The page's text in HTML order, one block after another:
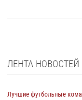
ЛЕНТА НОВОСТЕЙ
Лучшие футбольные